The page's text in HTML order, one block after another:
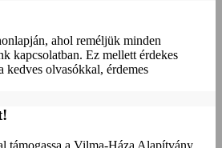
ahol reméljük minden
kapcsolatban. Ez mellett érdekes
kedves olvasókkal, érdemes